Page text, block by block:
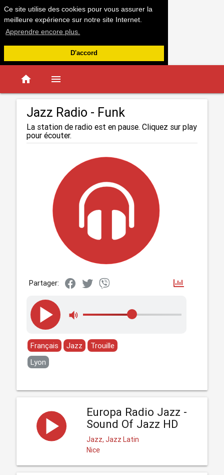
Ce site utilise des cookies pour vous assurer la
meilleure expérience sur notre site Internet.
Apprendre encore plus.
D'accord
home menu
Jazz Radio - Funk
La station de radio est en pause. Cliquez sur play
pour écouter.
Partager:
Français Jazz
Trouille
Lyon
Europa Radio Jazz -
Sound Of Jazz HD
Jazz, Jazz Latin
Nice